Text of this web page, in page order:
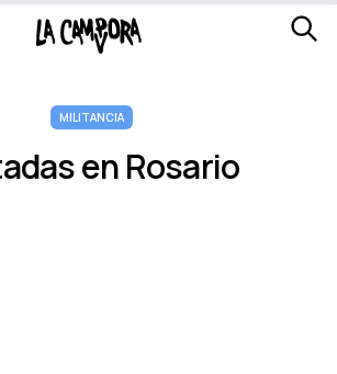
MILITANCIA
en Rosario